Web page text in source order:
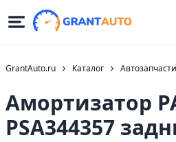
GrantAuto.ru Каталог
Амортизатор
PSA344357